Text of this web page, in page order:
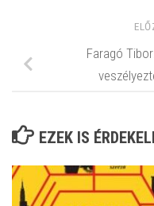
Faragó
EZEK IS